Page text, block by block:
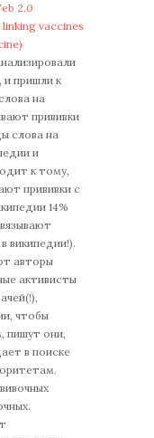
2.0
vaccines
пришли к
на
прививки
слова на
и
к тому,
прививки с
14%
википедии!).
авторы
активисты
чтобы
пишут они,
в поиске